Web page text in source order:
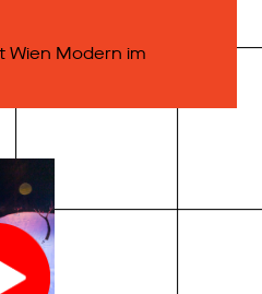
Wien Modern im